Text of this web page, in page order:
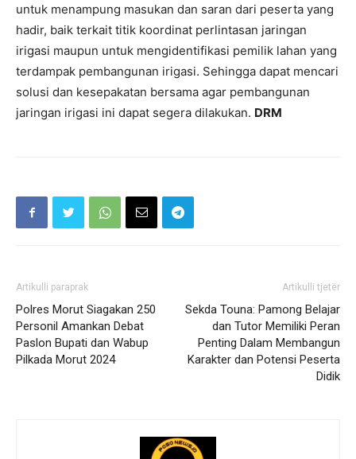
untuk menampung masukan dan saran dari peserta yang
hadir, baik terkait titik koordinat perlintasan jaringan
irigasi maupun untuk mengidentifikasi pemilik lahan yang
terdampak pembangunan irigasi. Sehingga dapat mencari
solusi dan kesepakatan bersama agar pembangunan
jaringan irigasi ini dapat segera dilakukan. DRM
Artikulli paraprak
Polres Morut Siagakan 250
Personil Amankan Debat
Paslon Bupati dan Wabup
Pilkada Morut 2024
Artikulli tjetër
Sekda Touna: Pamong Belajar
dan Tutor Memiliki Peran
Penting Dalam Membangun
Karakter dan Potensi Peserta
Didik